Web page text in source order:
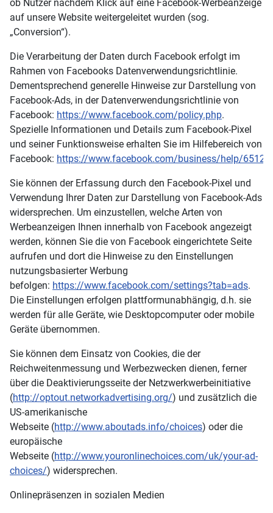
ob Nutzer nachdem Klick auf eine Facebook-Werbeanzeige
auf unsere Website weitergeleitet wurden (sog.
„Conversion“).
Die Verarbeitung der Daten durch Facebook erfolgt im
Rahmen von Facebooks Datenverwendungsrichtlinie.
Dementsprechend generelle Hinweise zur Darstellung von
Facebook-Ads, in der Datenverwendungsrichtlinie von
Facebook: https://www.facebook.com/policy.php.
Spezielle Informationen und Details zum Facebook-Pixel
und seiner Funktionsweise erhalten Sie im Hilfebereich von
Facebook: https://www.facebook.com/business/help/
Sie können der Erfassung durch den Facebook-Pixel und
Verwendung Ihrer Daten zur Darstellung von Facebook-Ads
widersprechen. Um einzustellen, welche Arten von
Werbeanzeigen Ihnen innerhalb von Facebook angezeigt
werden, können Sie die von Facebook eingerichtete Seite
aufrufen und dort die Hinweise zu den Einstellungen
nutzungsbasierter Werbung
befolgen: https://www.facebook.com/settings?tab=ads.
Die Einstellungen erfolgen plattformunabhängig, d.h. sie
werden für alle Geräte, wie Desktopcomputer oder mobile
Geräte übernommen.
Sie können dem Einsatz von Cookies, die der
Reichweitenmessung und Werbezwecken dienen, ferner
über die Deaktivierungsseite der Netzwerkwerbeinitiative
(http://optout.networkadvertising.org/) und zusätzlich die
US-amerikanische
Webseite (http://www.aboutads.info/choices) oder die
europäische
Webseite (http://www.youronlinechoices.com/uk/your-ad-
choices/) widersprechen.
Onlinepräsenzen in sozialen Medien